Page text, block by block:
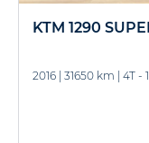
KTM 1290
2016 31650 km 4T -